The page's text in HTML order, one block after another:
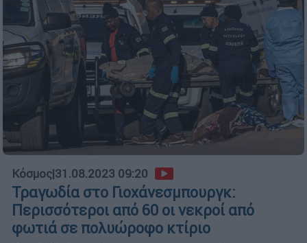
Κόσμος|31.08.2023 09:20
Τραγωδία στο Γιοχάνεσμπουργκ:
Περισσότεροι από 60 οι νεκροί από
φωτιά σε πολυώροφο κτίριο